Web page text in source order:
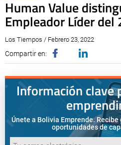
Human Value
Empleador Líder del
Los Tiempos / Febrero 23, 2022
Compartir en:
Información clave
Únete a Bolivia Emprende.
oportunidades de